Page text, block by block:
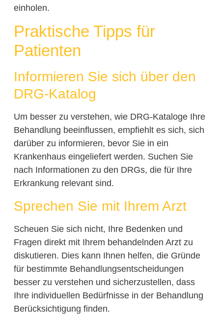
einholen.
Praktische Tipps für
Patienten
Informieren Sie sich über den
DRG-Katalog
Um besser zu verstehen, wie DRG-Kataloge Ihre
Behandlung beeinflussen, empfiehlt es sich, sich
darüber zu informieren, bevor Sie in ein
Krankenhaus eingeliefert werden. Suchen Sie
nach Informationen zu den DRGs, die für Ihre
Erkrankung relevant sind.
Sprechen Sie mit Ihrem Arzt
Scheuen Sie sich nicht, Ihre Bedenken und
Fragen direkt mit Ihrem behandelnden Arzt zu
diskutieren. Dies kann Ihnen helfen, die Gründe
für bestimmte Behandlungsentscheidungen
besser zu verstehen und sicherzustellen, dass
Ihre individuellen Bedürfnisse in der Behandlung
Berücksichtigung finden.